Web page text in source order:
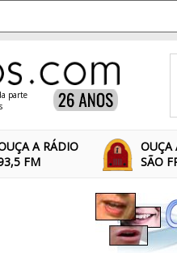
parte
A RÁDIO
FM
OUÇA
SÃO